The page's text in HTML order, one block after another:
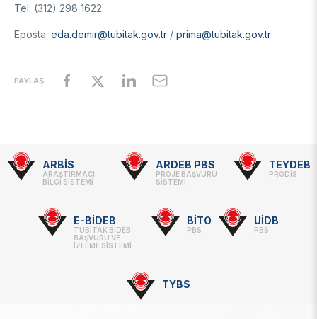
Tel: (312) 298 1622
Eposta: eda.demir@tubitak.gov.tr / prima@tubitak.gov.tr
PAYLAŞ
Footer
Linkler
ARBİS
ARAŞTIRMACI
BİLGİ SİSTEMİ
ARDEB PBS
PROJE BAŞVURU
SİSTEMİ
TEYDEB
PRODİS
E-BİDEB
TÜBİTAK BİDEB
BAŞVURU VE
İZLEME SİSTEMİ
BİTO
PBS
UİDB
PBS
TYBS